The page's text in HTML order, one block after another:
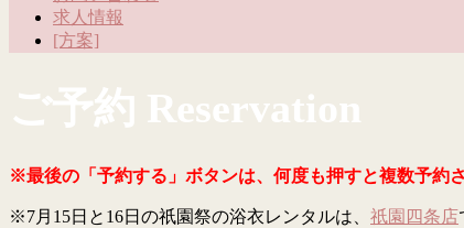
求人情報
[方案]
ご予約 Reservation
※最後の「予約する」ボタンは、何度も押すと複数予約
※7月15日と16日の祇園祭の浴衣レンタルは、 祇園四条店